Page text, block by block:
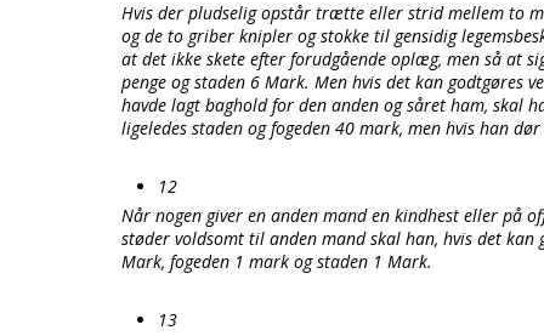
Hvis der pludselig opstår trætte eller strid mellem to
og de to griber knipler og stokke til gensidig
at det ikke skete efter forudgående oplæg, men så at
penge og staden 6 Mark. Men hvis det kan godtgøres
havde lagt baghold for den anden og såret ham, skal
ligeledes staden og fogeden 40 mark, men hvis han
12
Når nogen giver en anden mand en kindhest eller på
støder voldsomt til anden mand skal han, hvis det
Mark, fogeden 1 mark og staden 1 Mark.
13